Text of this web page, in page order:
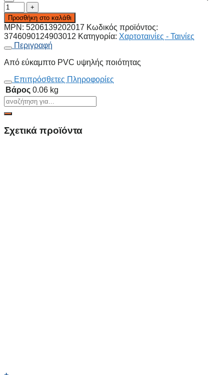
Προσθήκη στο καλάθι
MPN: 5206139202017 Κωδικός προϊόντος:
3746090124903012 Κατηγορία: Χαρτοταινίες - Ταινίες
Περιγραφή
Από εύκαμπτο PVC υψηλής ποιότητας
Επιπρόσθετες Πληροφορίες
Βάρος 0.06 kg
Σχετικά προϊόντα